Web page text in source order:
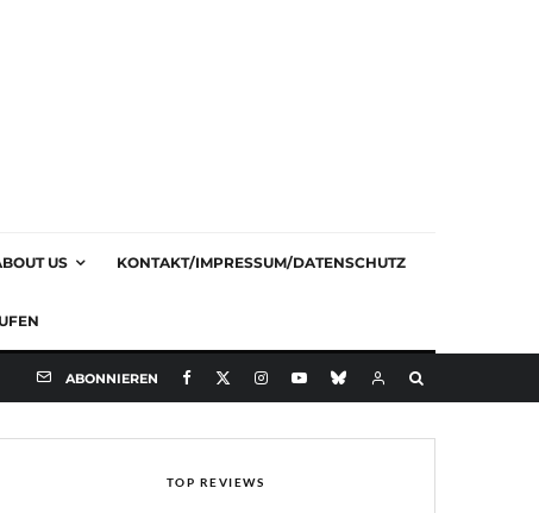
US KONTAKT/IMPRESSUM/DATENSCHUTZ
ABONNIEREN
TOP REVIEWS